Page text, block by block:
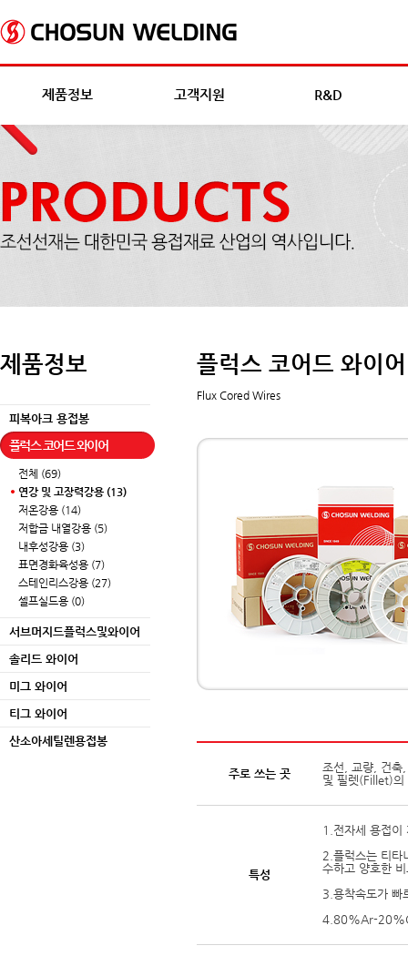
제품정보 고객지원 R&D
제품정보
피복아크 용접봉
플럭스 코어드 와이어
전체 (69)
연강 및 고장력강용 (13)
저온강용 (14)
저합금 내열강용 (5)
내후성강용 (3)
표면경화육성용 (7)
스테인리스강용 (27)
셀프실드용 (0)
서브머지드플럭스및와이어
솔리드 와이어
미그 와이어
티그 와이어
산소아세틸렌용접봉
플럭스 코어드 와이어
Flux Cored Wires
주로 쓰는 곳
조선, 교량, 건
및 필렛(Fillet)의
특성
1.전자세 용접이
2.플럭스는 티타
수하고 양호한
3.용착속도가 빠
4.80%Ar-